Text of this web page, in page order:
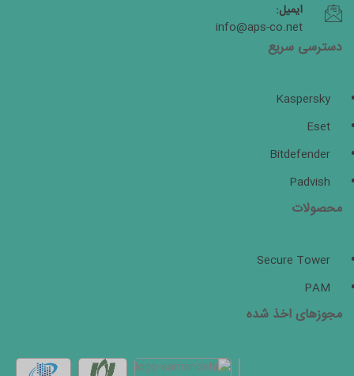
ایمیل:
info@aps-co.net
دسترسی سریع
Kaspersky
Eset
Bitdefender
Padvish
محصولات
Secure Tower
PAM
مجوزهای اخذ شده